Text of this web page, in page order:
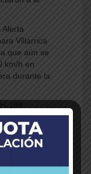
Alerta
Villarrica
que aún se
km/h en
durante la
para
por
Segunda
residentes.